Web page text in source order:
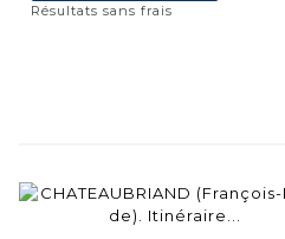
Résultats sans frais